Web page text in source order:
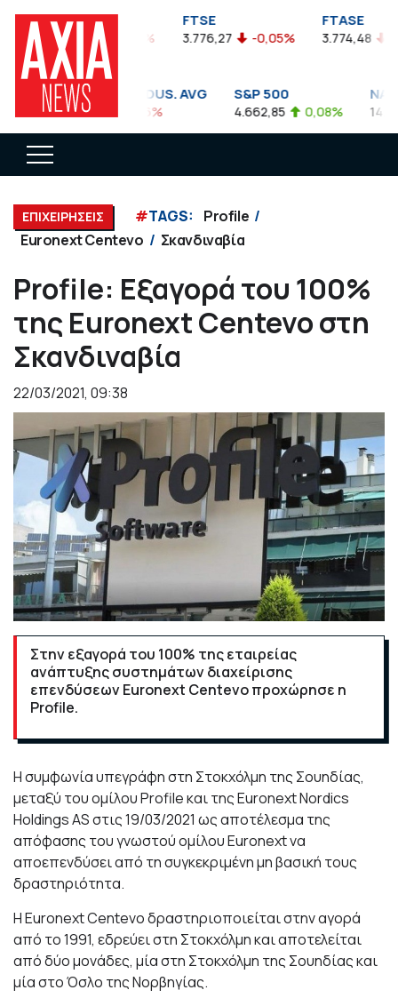
FTSEA
899,47 -0,04%
FTSE
3.776,27 -0,05%
FTASE
3.774,48 -
DOW JONES INDUS. AVG
35.911,81
S&P 500
4.662,85 0,08%
ΕΠΙΧΕΙΡΗΣΕΙΣ #TAGS:
Profile
Euronext Centevo
Σκανδιναβία
Profile: Εξαγορά του 100%
της Euronext Centevo στη
Σκανδιναβία
22/03/2021, 09:38
Στην εξαγορά του 100% της εταιρείας
ανάπτυξης συστημάτων διαχείρισης
επενδύσεων Euronext Centevo προχώρησε η
Profile.
Η συμφωνία υπεγράφη στη Στοκχόλμη της Σουηδίας,
μεταξύ του ομίλου Profile και της Euronext Nordics
Holdings AS στις 19/03/2021 ως αποτέλεσμα της
απόφασης του γνωστού ομίλου Euronext να
αποεπενδύσει από τη συγκεκριμένη μη βασική τους
δραστηριότητα.
Η Euronext Centevo δραστηριοποιείται στην αγορά
από το 1991, εδρεύει στη Στοκχόλμη και αποτελείται
από δύο μονάδες, μία στη Στοκχόλμη της Σουηδίας και
μία στο Όσλο της Νορβηγίας.